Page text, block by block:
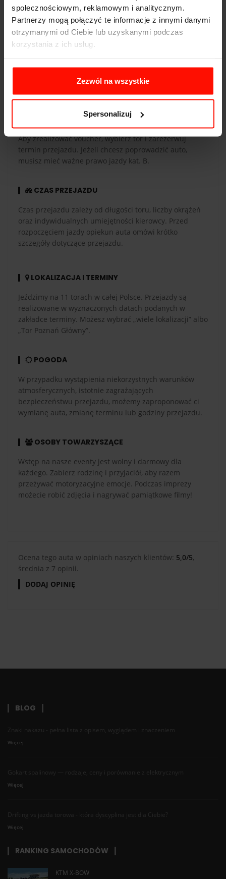
społecznościowym, reklamowym i analitycznym.
Partnerzy mogą połączyć te informacje z innymi danymi
otrzymanymi od Ciebie lub uzyskanymi podczas
korzystania z ich usług.
Zezwól na wszystkie
Spersonalizuj
WAŻNOŚĆ
opłacony kartą podarunkową ma taką samą ważność co
karta. Przejazdy są realizowane w sezonie od maja do
Aby zrealizować voucher, wybierz tor i zarezerwuj
termin przejazdu. Jeżeli chcesz poprowadzić auto,
musisz mieć ważne prawo jazdy kat. B.
CZAS PRZEJAZDU
Czas przejazdu zależy od długości toru, liczby okrążeń
oraz indywidualnych umiejętności kierowcy. Przed
rozpoczęciem jazdy opiekun auta omówi krótko
szczegóły dotyczące przejazdu.
LOKALIZACJA I TERMINY
Jeździmy na 11 torach w całej Polsce. Przejazdy są
realizowane w wyznaczonych datach podanych w
zakładce terminy. Możesz wybrać „wiele lokalizacji” albo
„Tor Poznań Główny”.
POGODA
W przypadku wystąpienia niekorzystnych warunków
atmosferycznych, istotnie zagrażających
bezpieczeństwu przejazdu, możemy zaproponować ci
wymianę auta, zmianę terminu lub godziny przejazdu.
OSOBY TOWARZYSZĄCE
Wstęp na nasze eventy jest wolny i darmowy dla
każdego. Zabierz rodzinę i przyjaciół, aby razem
przeżywać motoryzacyjne emocje. Podczas imprezy
możecie robić zdjęcia i nagrywać pamiątkowe filmy!
Ocena tego auta w opiniach naszych klientów: 5,0/5,
średnia z 7 opinii.
DODAJ OPINIĘ
BLOG
Znaki nakazu - pełna lista z opisem, wyglądem i znaczeniem
Więcej
Gokart spalinowy — rodzaje, ceny i porównanie z elektrycznym
Więcej
Drifting vs jazda torowa - która dyscyplina jest dla Ciebie?
Więcej
RANKING SAMOCHODÓW
KTM X-BOW